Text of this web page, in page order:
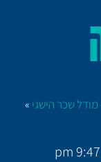
שכר הישגי »
9:47 pm